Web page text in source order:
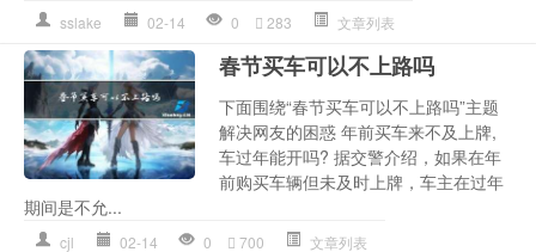
sslake 02-14 0 283 文章列表
春节买车可以不上路吗
下面围绕“春节买车可以不上路吗”主题
解决网友的困惑 年前买车来不及上牌,
车过年能开吗? 据交警介绍，如果在年
前购买车辆但未及时上牌，车主在过年
期间是不允...
cjl 02-14 0 700 文章列表